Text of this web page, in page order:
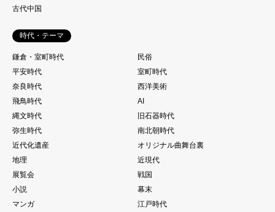
古代中国
時代・テーマ
鎌倉・室町時代
民俗
平安時代
室町時代
奈良時代
西洋美術
飛鳥時代
AI
縄文時代
旧石器時代
弥生時代
南北朝時代
近代化遺産
オリジナル曲舞台裏
地理
近現代
展覧会
戦国
小説
幕末
マンガ
江戸時代